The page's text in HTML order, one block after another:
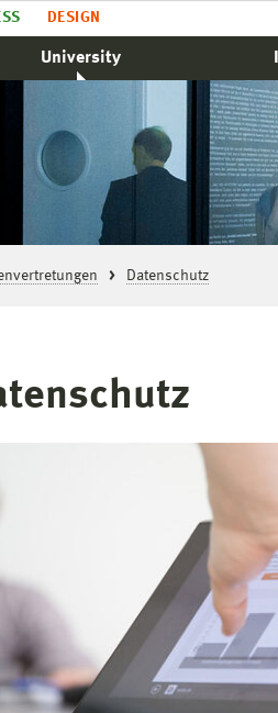
DESIGN
University
Datenschutz